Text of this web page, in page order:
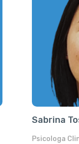
Sabrina
Psicologa